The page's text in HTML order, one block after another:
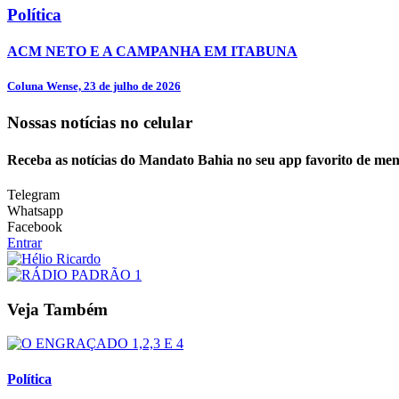
Política
ACM NETO E A CAMPANHA EM ITABUNA
Coluna Wense, 23 de julho de 2026
Nossas notícias no celular
Receba as notícias do Mandato Bahia no seu app favorito de
Telegram
Whatsapp
Facebook
Entrar
Veja Também
Política